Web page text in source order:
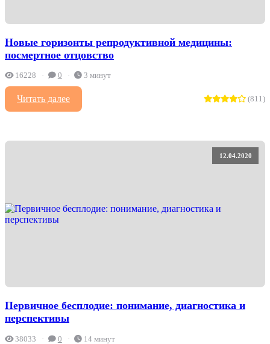
Новые горизонты репродуктивной медицины:
посмертное отцовство
16228 0 3 минут
Читать далее (811)
12.04.2020
Первичное бесплодие: понимание, диагностика и
перспективы
38033 0 14 минут